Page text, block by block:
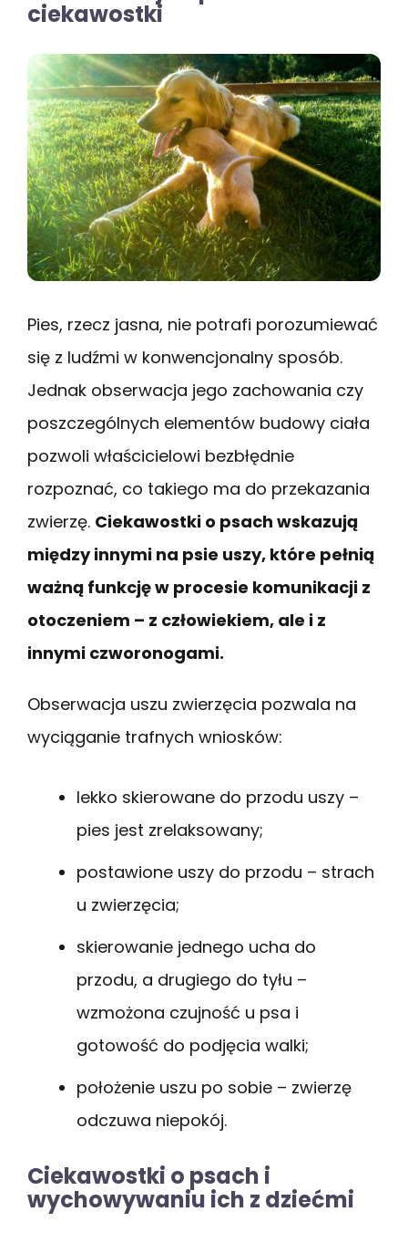
ciekawostki
Pies, rzecz jasna, nie potrafi porozumiewać
się z ludźmi w konwencjonalny sposób.
Jednak obserwacja jego zachowania czy
poszczególnych elementów budowy ciała
pozwoli właścicielowi bezbłędnie
rozpoznać, co takiego ma do przekazania
zwierzę. Ciekawostki o psach wskazują
między innymi na psie uszy, które pełnią
ważną funkcję w procesie komunikacji z
otoczeniem – z człowiekiem, ale i z
innymi czworonogami.
Obserwacja uszu zwierzęcia pozwala na
wyciąganie trafnych wniosków:
lekko skierowane do przodu uszy –
pies jest zrelaksowany;
postawione uszy do przodu – strach
u zwierzęcia;
skierowanie jednego ucha do
przodu, a drugiego do tyłu –
wzmożona czujność u psa i
gotowość do podjęcia walki;
położenie uszu po sobie – zwierzę
odczuwa niepokój.
Ciekawostki o psach i
wychowywaniu ich z dziećmi